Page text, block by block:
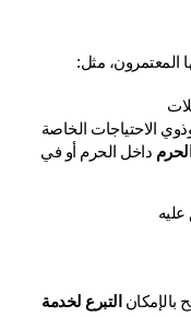
مثل:
الخاصة
داخل الحرم أو في
التبرع لخدمة